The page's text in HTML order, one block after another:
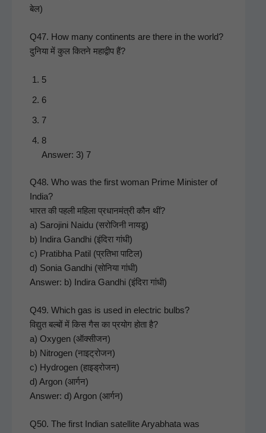
बेल)
Q47. How many con­ti­nents are there in the world?
दुनिया में कुल कितने महाद्वीप हैं?
5
6
7
8
Answer: 3) 7
Q48. Who was the first woman Prime Min­is­ter of
India?
भारत की पहली महिला प्रधानमंत्री कौन थीं?
a) Saro­ji­ni Naidu (सरोजिनी नायडू)
b) Indi­ra Gand­hi (इंदिरा गांधी)
c) Prat­i­b­ha Patil (प्रतिभा पाटिल)
d) Sonia Gand­hi (सोनिया गांधी)
Answer: b) Indi­ra Gand­hi (इंदिरा गांधी)
Q49. Which gas is used in elec­tric bulbs?
विद्युत बल्बों में किस गैस का प्रयोग होता है?
a) Oxy­gen (ऑक्सीजन)
b) Nitro­gen (नाइट्रोजन)
c) Hydro­gen (हाइड्रोजन)
d) Argon (आर्गन)
Answer: d) Argon (आर्गन)
Q50. The first Indi­an satel­lite Aryab­ha­ta was